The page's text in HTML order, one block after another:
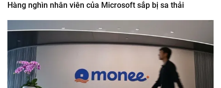
Hàng nghìn nhân viên của Microsoft sắp bị sa thải